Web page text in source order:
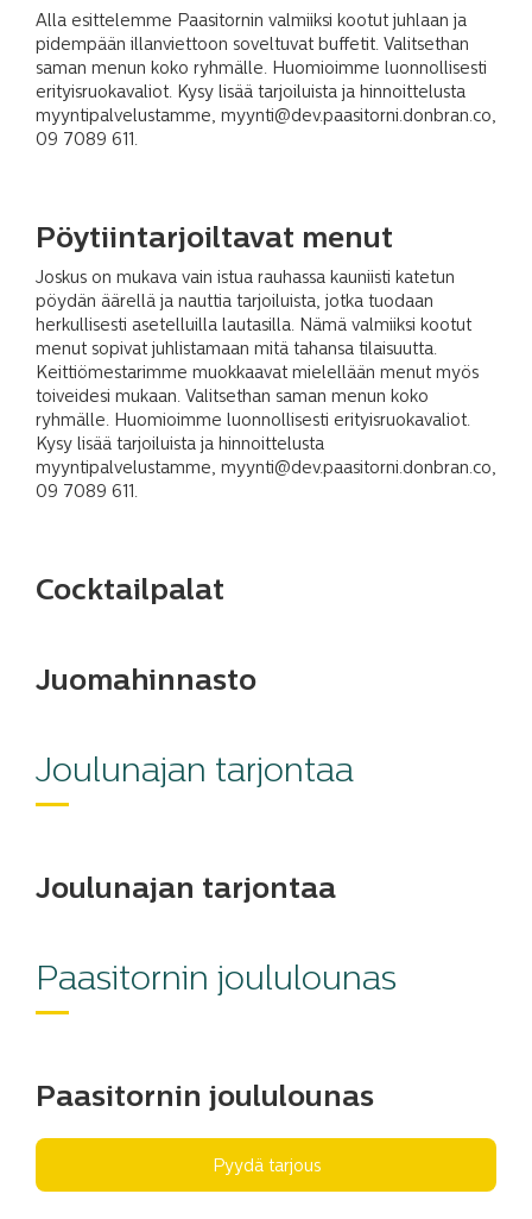
Alla esittelemme Paasitornin valmiiksi kootut juhlaan ja
pidempään illanviettoon soveltuvat buffetit. Valitsethan
saman menun koko ryhmälle. Huomioimme luonnollisesti
erityisruokavaliot. Kysy lisää tarjoiluista ja hinnoittelusta
myyntipalvelustamme, myynti@dev.paasitorni.donbran.co,
09 7089 611.
Pöytiintarjoiltavat menut
Joskus on mukava vain istua rauhassa kauniisti katetun
pöydän äärellä ja nauttia tarjoiluista, jotka tuodaan
herkullisesti asetelluilla lautasilla. Nämä valmiiksi kootut
menut sopivat juhlistamaan mitä tahansa tilaisuutta.
Keittiömestarimme muokkaavat mielellään menut myös
toiveidesi mukaan. Valitsethan saman menun koko
ryhmälle. Huomioimme luonnollisesti erityisruokavaliot.
Kysy lisää tarjoiluista ja hinnoittelusta
myyntipalvelustamme, myynti@dev.paasitorni.donbran.co,
09 7089 611.
Cocktailpalat
Juomahinnasto
Joulunajan tarjontaa
Joulunajan tarjontaa
Paasitornin joululounas
Paasitornin joululounas
Pyydä tarjous